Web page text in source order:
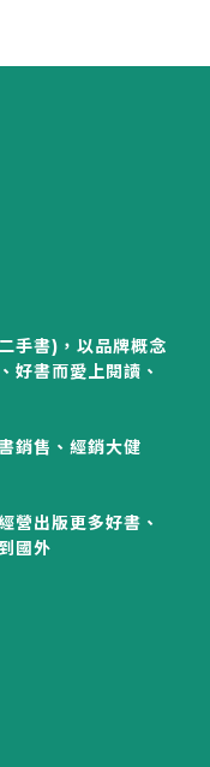
手書)，以品牌概念
好書而愛上閱讀、
銷售、經銷大健
營出版更多好書、
國外